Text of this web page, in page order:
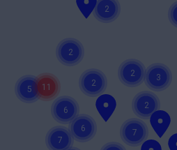
6 7
2
3
2
2
2
5 11
7
6
2